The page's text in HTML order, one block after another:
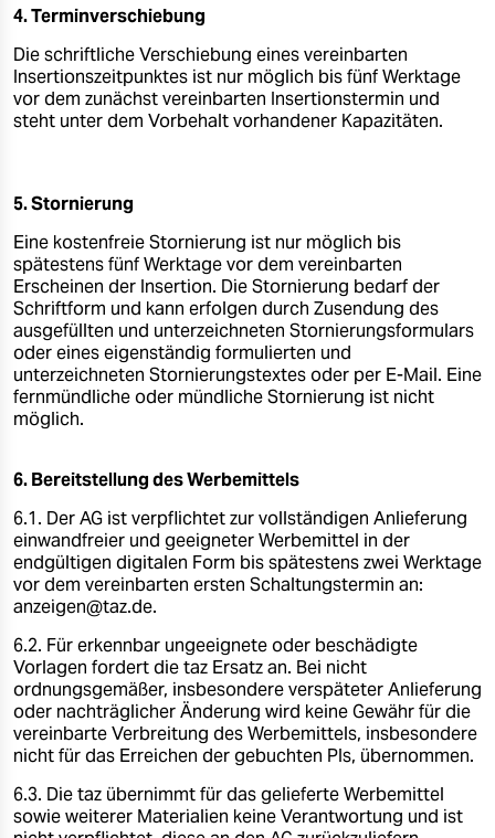
4. Terminverschiebung
Die schriftliche Verschiebung eines vereinbarten
Insertionszeitpunktes ist nur möglich bis fünf Werktage
vor dem zunächst vereinbarten Insertionstermin und
steht unter dem Vorbehalt vorhandener Kapazitäten.
5. Stornierung
Eine kostenfreie Stornierung ist nur möglich bis
spätestens fünf Werktage vor dem vereinbarten
Erscheinen der Insertion. Die Stornierung bedarf der
Schriftform und kann erfolgen durch Zusendung des
ausgefüllten und unterzeichneten Stornierungsformulars
oder eines eigenständig formulierten und
unterzeichneten Stornierungstextes oder per E-Mail. Eine
fernmündliche oder mündliche Stornierung ist nicht
möglich.
6. Bereitstellung des Werbemittels
6.1. Der AG ist verpflichtet zur vollständigen Anlieferung
einwandfreier und geeigneter Werbemittel in der
endgültigen digitalen Form bis spätestens zwei Werktage
vor dem vereinbarten ersten Schaltungstermin an:
anzeigen@taz.de.
6.2. Für erkennbar ungeeignete oder beschädigte
Vorlagen fordert die taz Ersatz an. Bei nicht
ordnungsgemäßer, insbesondere verspäteter Anlieferung
oder nachträglicher Änderung wird keine Gewähr für die
vereinbarte Verbreitung des Werbemittels, insbesondere
nicht für das Erreichen der gebuchten PIs, übernommen.
6.3. Die taz übernimmt für das gelieferte Werbemittel
sowie weiterer Materialien keine Verantwortung und ist